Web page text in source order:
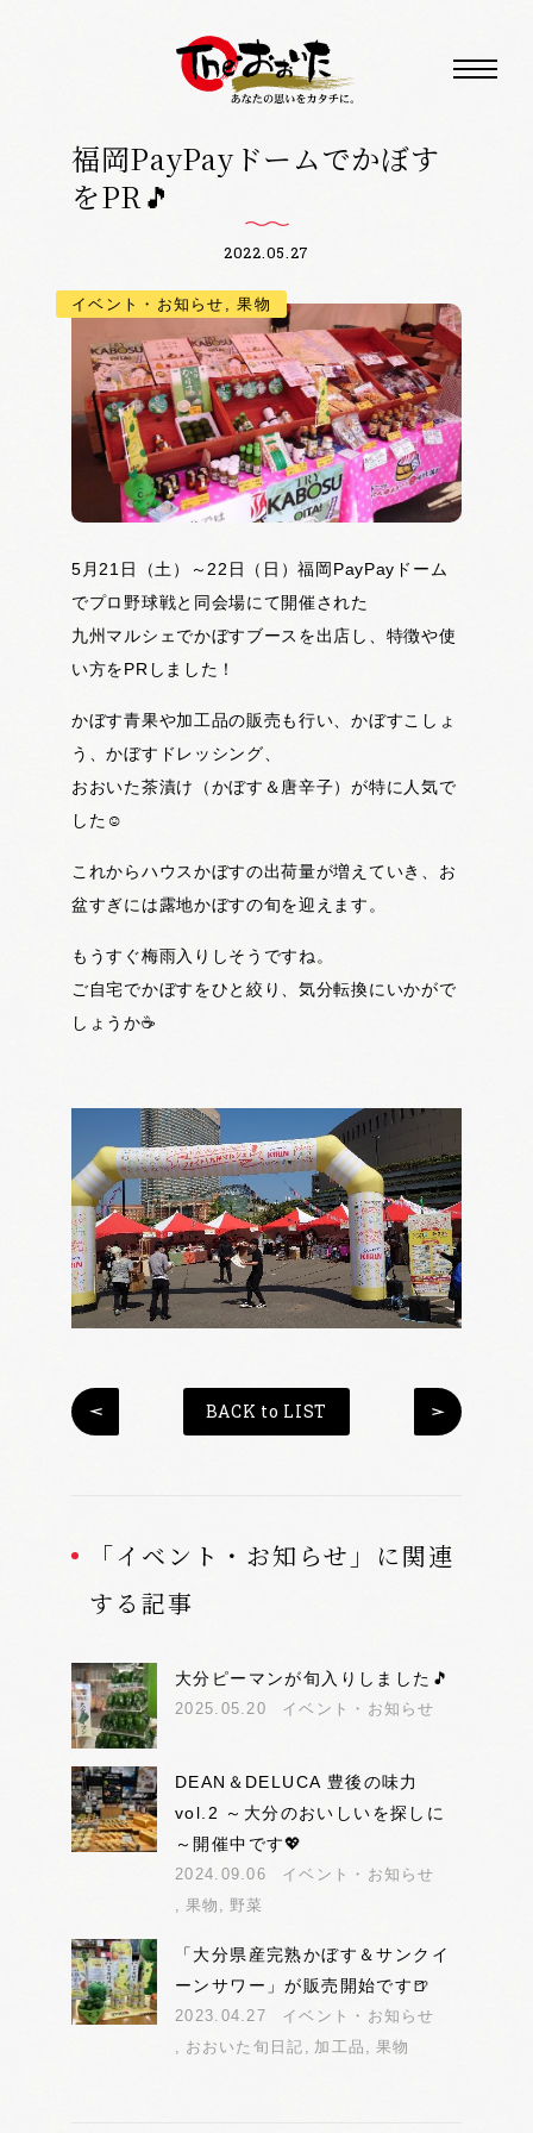
福岡PayPayドームでかぼす
をPR🎵
2022.05.27
イベント・お知らせ, 果物
5月21日（土）～22日（日）福岡PayPayドーム
でプロ野球戦と同会場にて開催された
九州マルシェでかぼすブースを出店し、特徴や使
い方をPRしました！
かぼす青果や加工品の販売も行い、かぼすこしょ
う、かぼすドレッシング、
おおいた茶漬け（かぼす＆唐辛子）が特に人気で
した☺
これからハウスかぼすの出荷量が増えていき、お
盆すぎには露地かぼすの旬を迎えます。
もうすぐ梅雨入りしそうですね。
ご自宅でかぼすをひと絞り、気分転換にいかがで
しょうか☕
BACK to LIST
「イベント・お知らせ」に関連
する記事
大分ピーマンが旬入りしました🎵
2025.05.20 イベント・お知らせ
DEAN＆DELUCA 豊後の味力
vol.2 ～大分のおいしいを探しに
～開催中です💖
2024.09.06
イベント・お知らせ
果物
野菜
「大分県産完熟かぼす＆サンクイ
ーンサワー」が販売開始です🍺
2023.04.27
イベント・お知らせ
おおいた旬日記
加工品 果物